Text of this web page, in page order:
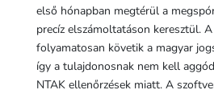
első hónapban megtérül a
precíz elszámoltatáson keresztül.
folyamatosan követik a magyar
így a tulajdonosnak nem kell
NTAK ellenőrzések miatt. A